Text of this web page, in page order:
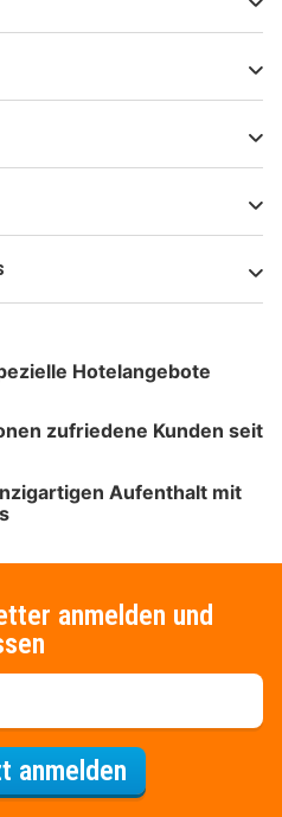
Hotelangebote
zufriedene Kunden seit
Aufenthalt mit
anmelden und
anmeldenFür den